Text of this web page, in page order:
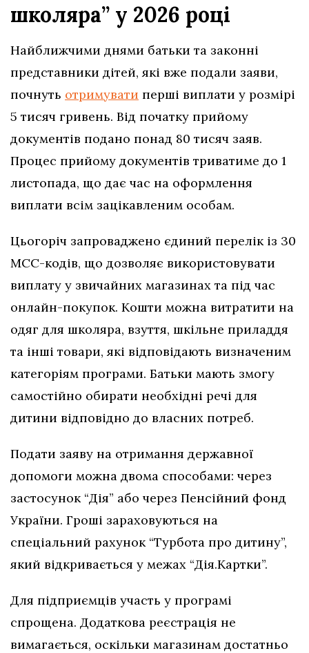
школяра” у 2026 році
Найближчими днями батьки та законні
представники дітей, які вже подали заяви,
почнуть отримувати перші виплати у розмірі
5 тисяч гривень. Від початку прийому
документів подано понад 80 тисяч заяв.
Процес прийому документів триватиме до 1
листопада, що дає час на оформлення
виплати всім зацікавленим особам.
Цьогоріч запроваджено єдиний перелік із 30
МСС-кодів, що дозволяє використовувати
виплату у звичайних магазинах та під час
онлайн-покупок. Кошти можна витратити на
одяг для школяра, взуття, шкільне приладдя
та інші товари, які відповідають визначеним
категоріям програми. Батьки мають змогу
самостійно обирати необхідні речі для
дитини відповідно до власних потреб.
Подати заяву на отримання державної
допомоги можна двома способами: через
застосунок “Дія” або через Пенсійний фонд
України. Гроші зараховуються на
спеціальний рахунок “Турбота про дитину”,
який відкривається у межах “Дія.Картки”.
Для підприємців участь у програмі
спрощена. Додаткова реєстрація не
вимагається, оскільки магазинам достатньо